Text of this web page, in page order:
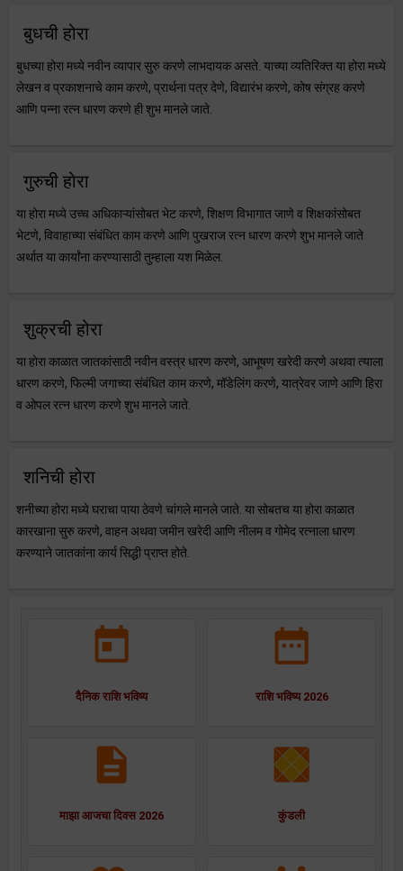
बुधची होरा
बुधच्या होरा मध्ये नवीन व्यापार सुरु करणे लाभदायक असते. याच्या व्यतिरिक्त या होरा मध्ये
लेखन व प्रकाशनाचे काम करणे, प्रार्थना पत्र देणे, विद्यारंभ करणे, कोष संग्रह करणे
आणि पन्ना रत्न धारण करणे ही शुभ मानले जाते.
गुरुची होरा
या होरा मध्ये उच्च अधिकाऱ्यांसोबत भेट करणे, शिक्षण विभागात जाणे व शिक्षकांसोबत
भेटणे, विवाहाच्या संबंधित काम करणे आणि पुखराज रत्न धारण करणे शुभ मानले जाते
अर्थात या कार्यांना करण्यासाठी तुम्हाला यश मिळेल.
शुक्रची होरा
या होरा काळात जातकांसाठी नवीन वस्त्र धारण करणे, आभूषण खरेदी करणे अथवा त्याला
धारण करणे, फिल्मी जगाच्या संबंधित काम करणे, मॉडेलिंग करणे, यात्रेवर जाणे आणि हिरा
व ओपल रत्न धारण करणे शुभ मानले जाते.
शनिची होरा
शनीच्या होरा मध्ये घराचा पाया ठेवणे चांगले मानले जाते. या सोबतच या होरा काळात
कारखाना सुरु करणे, वाहन अथवा जमीन खरेदी आणि नीलम व गोमेद रत्नाला धारण
करण्याने जातकांना कार्य सिद्धी प्राप्त होते.
दैनिक राशि भविष्य राशि भविष्य 2026
माझा आजचा दिवस 2026 कुंडली